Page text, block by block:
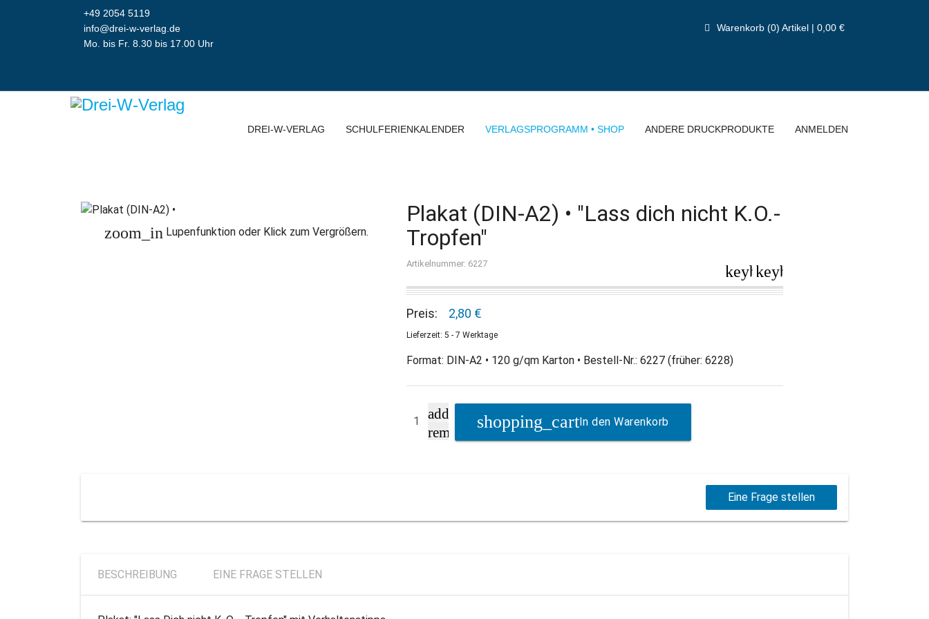
+49 2054 5119
info@drei-w-verlag.de
Mo. bis Fr. 8.30 bis 17.00 Uhr
Warenkorb (0) Artikel | 0,00 €
DREI-W-VERLAG SCHULFERIENKALENDER VERLAGSPROGRAMM • SHOP ANDERE DRUCKPRODUKTE ANMELDEN
zoom_in Lupenfunktion oder Klick zum Vergrößern.
Plakat (DIN-A2) • "Lass dich nicht K.O.-
Tropfen"
Artikelnummer: 6227 keyboard_arrow_left
keyboard_arrow_right
Preis: 2,80 €
Lieferzeit: 5 - 7 Werktage
Format: DIN-A2 • 120 g/qm Karton • Bestell-Nr.: 6227 (früher: 6228)
add
remove
In den Warenkorb
Eine Frage stellen
BESCHREIBUNG EINE FRAGE STELLEN